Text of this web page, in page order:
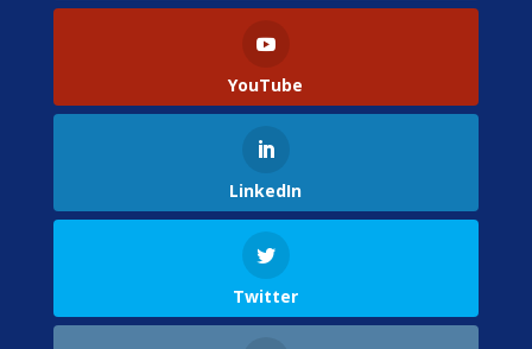
YouTube
LinkedIn
Twitter